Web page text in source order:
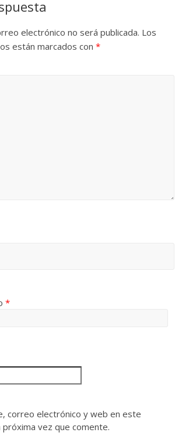
electrónico no será publicada. Los
están marcados con*
*
correo electrónico y web en este
vez que comente.